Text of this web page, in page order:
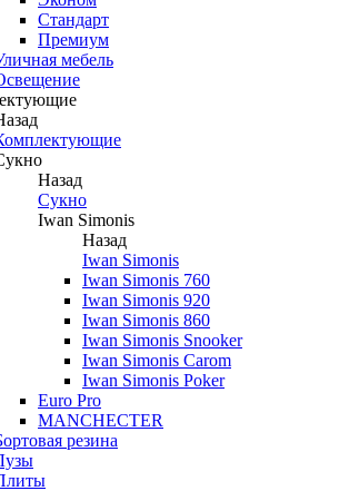
Стандарт
Премиум
мебель
Назад
Сукно
Iwan Simonis
Назад
Iwan Simonis
Iwan Simonis 760
Iwan Simonis 920
Iwan Simonis 860
Iwan Simonis Snooker
Iwan Simonis Carom
Iwan Simonis Poker
Euro Pro
MANCHECTER
резина